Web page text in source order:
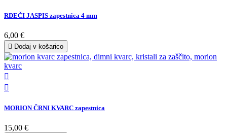
RDEČI JASPIS zapestnica 4 mm
6,00 €
 Dodaj v košarico


MORION ČRNI KVARC zapestnica
15,00 €